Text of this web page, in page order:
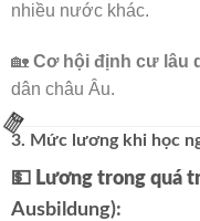
nhiều nước khác.
🏡 Cơ hội định cư lâu
dân châu Âu.
3. Mức lương khi học
💵 Lương trong quá
Ausbildung):